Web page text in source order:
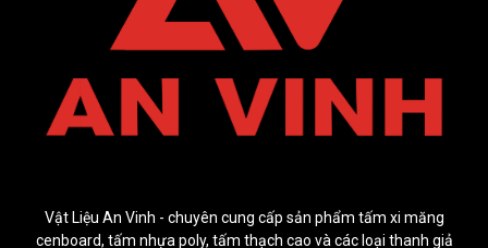
Vật Liệu An Vinh - chuyên cung cấp sản phẩm tấm xi măng
cenboard, tấm nhựa poly, tấm thạch cao và các loại thanh giả